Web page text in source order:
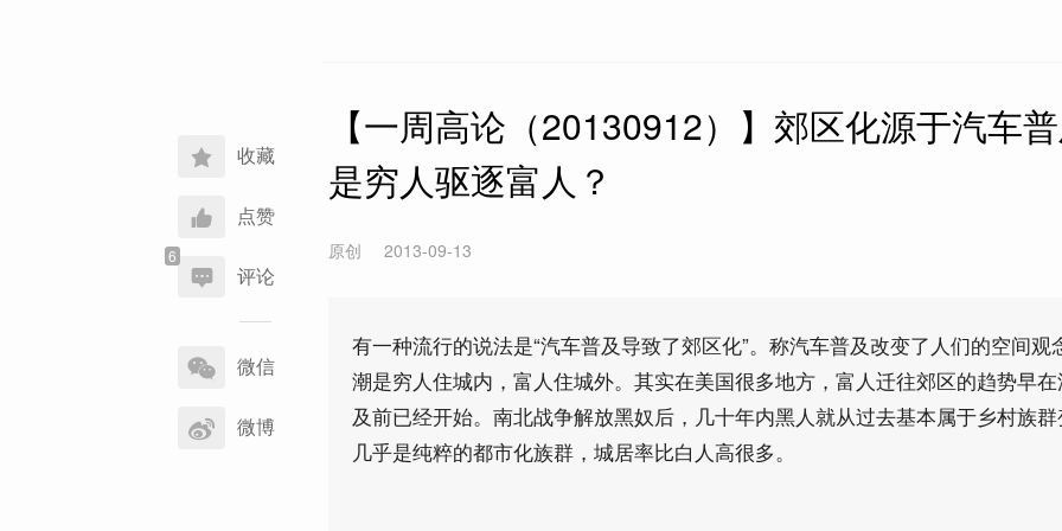
收藏
点赞
评论
享
到
微信
微博
【一周高论（20130912）】郊区化源于汽车
是穷人驱逐富人？
原创 2013-09-13
有一种流行的说法是“汽车普及导致了郊区化”。称汽车普及改变了人们的空间观
潮是穷人住城内，富人住城外。其实在美国很多地方，富人迁往郊区的趋势早
及前已经开始。南北战争解放黑奴后，几十年内黑人就从过去基本属于乡村族
几乎是纯粹的都市化族群，城居率比白人高很多。